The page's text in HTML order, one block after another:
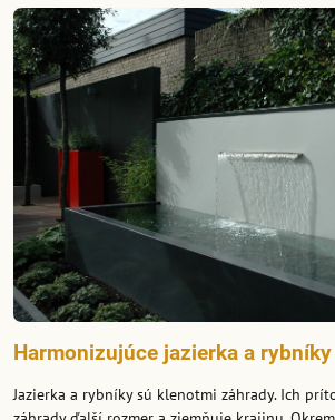
Harmonizujúce jazierka a rybníky
Jazierka a rybníky sú klenotmi záhrady. Ich